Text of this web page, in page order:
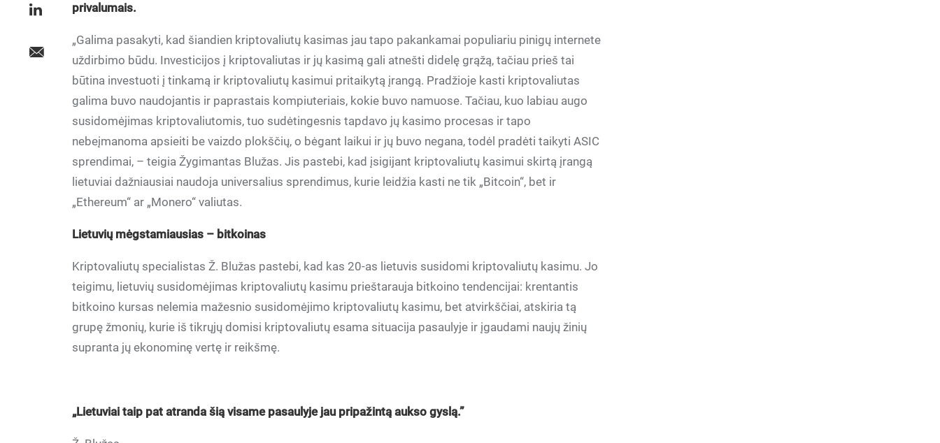
privalumais.
„Galima pasakyti, kad šiandien kriptovaliutų kasimas jau tapo pakankamai populiariu pinigų internete
uždirbimo būdu. Investicijos į kriptovaliutas ir jų kasimą gali atnešti didelę grąžą, tačiau prieš tai
būtina investuoti į tinkamą ir kriptovaliutų kasimui pritaikytą įrangą. Pradžioje kasti kriptovaliutas
galima buvo naudojantis ir paprastais kompiuteriais, kokie buvo namuose. Tačiau, kuo labiau augo
susidomėjimas kriptovaliutomis, tuo sudėtingesnis tapdavo jų kasimo procesas ir tapo
nebeįmanoma apsieiti be vaizdo plokščių, o bėgant laikui ir jų buvo negana, todėl pradėti taikyti ASIC
sprendimai, – teigia Žygimantas Blužas. Jis pastebi, kad įsigijant kriptovaliutų kasimui skirtą įrangą
lietuviai dažniausiai naudoja universalius sprendimus, kurie leidžia kasti ne tik „Bitcoin“, bet ir
„Ethereum“ ar „Monero“ valiutas.
Lietuvių mėgstamiausias – bitkoinas
Kriptovaliutų specialistas Ž. Blužas pastebi, kad kas 20-as lietuvis susidomi kriptovaliutų kasimu. Jo
teigimu, lietuvių susidomėjimas kriptovaliutų kasimu prieštarauja bitkoino tendencijai: krentantis
bitkoino kursas nelemia mažesnio susidomėjimo kriptovaliutų kasimu, bet atvirkščiai, atskiria tą
grupę žmonių, kurie iš tikrųjų domisi kriptovaliutų esama situacija pasaulyje ir įgaudami naujų žinių
supranta jų ekonominę vertę ir reikšmę.
„Lietuviai taip pat atranda šią visame pasaulyje jau pripažintą aukso gyslą.”